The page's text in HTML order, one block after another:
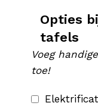
Opties
tafels
Voeg
toe!